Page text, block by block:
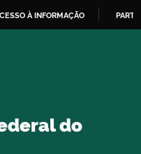
À INFORMAÇÃO
do